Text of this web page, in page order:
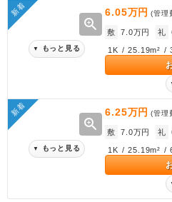
新着
zoom_in
▼ もっと見る
6.05万円 (管
敷 7.0万円 礼
1K / 25.19m² /
新着
zoom_in
▼ もっと見る
6.25万円 (管
敷 7.0万円 礼
1K / 25.19m² /